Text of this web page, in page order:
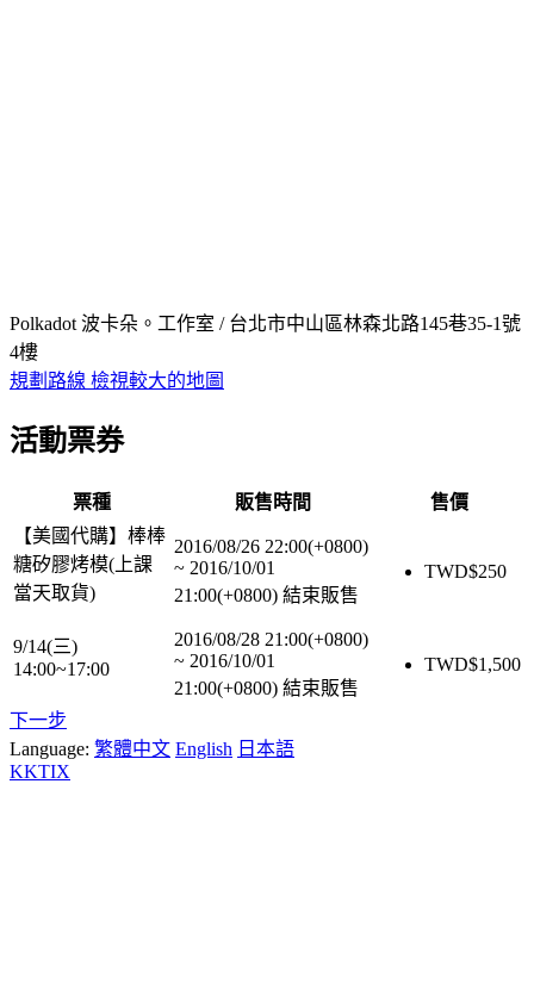
Polkadot 波卡朵。工作室 / 台北市中山區林森北路145巷35-1號
4樓
規劃路線 檢視較大的地圖
活動票券
票種 販售時間
售價
【美國代購】棒棒
糖矽膠烤模(上課
當天取貨)
2016/08/26 22:00(+0800)
~ 2016/10/01
21:00(+0800) 結束販售
TWD$250
9/14(三)
14:00~17:00
2016/08/28 21:00(+0800)
~ 2016/10/01
21:00(+0800) 結束販售
TWD$1,500
下一步
Language: 繁體中文 English 日本語
KKTIX